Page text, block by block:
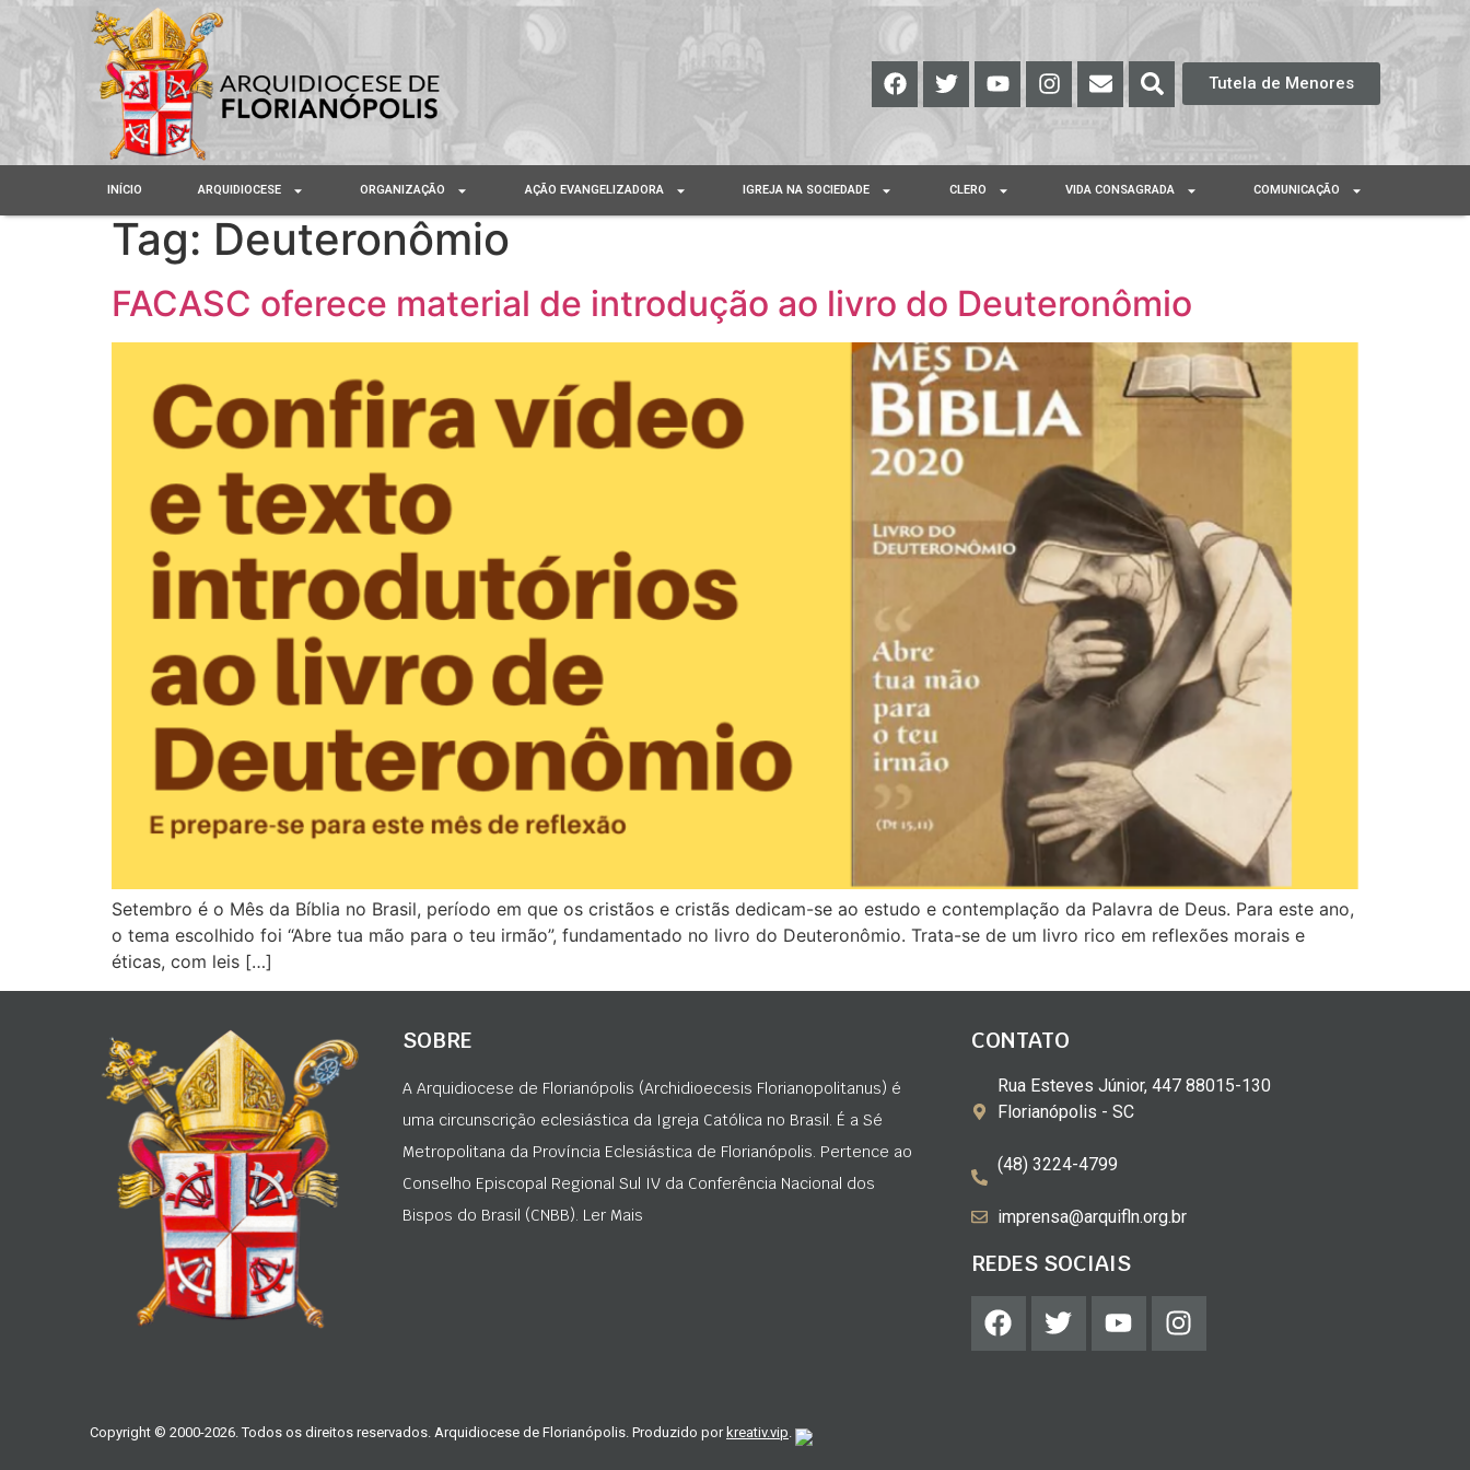
Tutela de Menores
INÍCIO ARQUIDIOCESE ORGANIZAÇÃO AÇÃO EVANGELIZADORA IGREJA NA SOCIEDADE CLERO VIDA CONSAGRADA COMUNICAÇÃO
Tag: Deuteronômio
FACASC oferece material de introdução ao livro do Deuteronômio
Setembro é o Mês da Bíblia no Brasil, período em que os cristãos e cristãs dedicam-se ao estudo e contemplação da Palavra de Deus. Para este ano,
o tema escolhido foi “Abre tua mão para o teu irmão”, fundamentado no livro do Deuteronômio. Trata-se de um livro rico em reflexões morais e
éticas, com leis […]
SOBRE
A Arquidiocese de Florianópolis (Archidioecesis Florianopolitanus) é
uma circunscrição eclesiástica da Igreja Católica no Brasil. É a Sé
Metropolitana da Província Eclesiástica de Florianópolis. Pertence ao
Conselho Episcopal Regional Sul IV da Conferência Nacional dos
Bispos do Brasil (CNBB). Ler Mais
CONTATO
Rua Esteves Júnior, 447 88015-130
Florianópolis - SC
(48) 3224-4799
imprensa@arquifln.org.br
REDES SOCIAIS
Copyright © 2000-2026. Todos os direitos reservados. Arquidiocese de Florianópolis. Produzido porkreativ.vip